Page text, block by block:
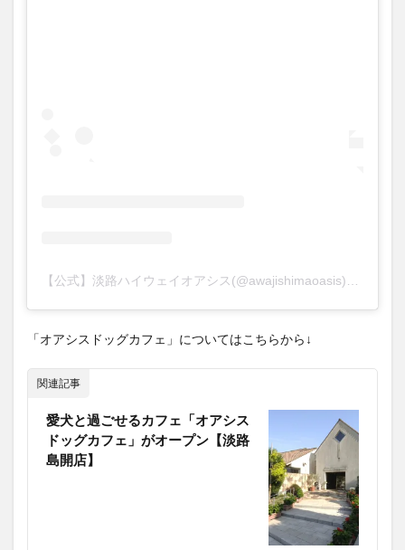
「オアシスドッグカフェ」についてはこちらから↓
関連記事
愛犬と過ごせるカフェ「オアシス
ドッグカフェ」がオープン【淡路
島開店】